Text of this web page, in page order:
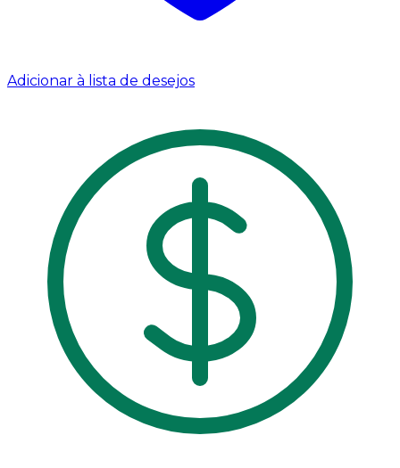
Adicionar à lista de desejos